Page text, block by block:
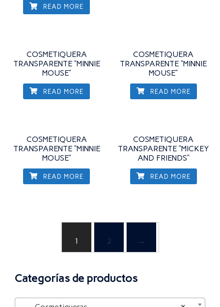
READ MORE
COSMETIQUERA
TRANSPARENTE “MINNIE
MOUSE”
READ MORE
COSMETIQUERA
TRANSPARENTE “MINNIE
MOUSE”
READ MORE
COSMETIQUERA
TRANSPARENTE “MINNIE
MOUSE”
READ MORE
COSMETIQUERA
TRANSPARENTE “MICKEY
AND FRIENDS”
READ MORE
1 2 →
Categorías de productos